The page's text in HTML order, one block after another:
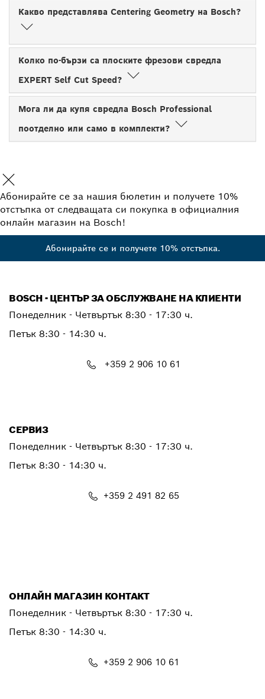
Какво представлява Centering Geometry на Bosch?
Колко по-бързи са плоските фрезови свредла
EXPERT Self Cut Speed?
Мога ли да купя свредла Bosch Professional
поотделно или само в комплекти?
Абонирайте се за нашия бюлетин и получете 10%
отстъпка от следващата си покупка в официалния
онлайн магазин на Bosch!
Абонирайте се и получете 10% отстъпка.
BOSCH - ЦЕНТЪР ЗА ОБСЛУЖВАНЕ НА КЛИЕНТИ
Понеделник - Четвъртък 8:30 - 17:30 ч.
Петък 8:30 - 14:30 ч.
+359 2 906 10 61
СЕРВИЗ
Понеделник - Четвъртък 8:30 - 17:30 ч.
Петък 8:30 - 14:30 ч.
+359 2 491 82 65
ОНЛАЙН МАГАЗИН КОНТАКТ
Понеделник - Четвъртък 8:30 - 17:30 ч.
Петък 8:30 - 14:30 ч.
+359 2 906 10 61